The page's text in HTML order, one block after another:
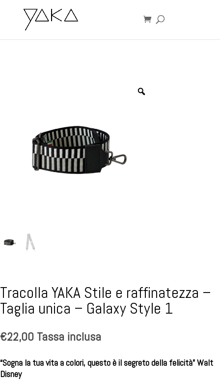
Tracolla YAKA Stile e raffinatezza –
Taglia unica – Galaxy Style 1
€22,00 Tassa inclusa
“Sogna la tua vita a colori, questo è il segreto della felicità” Walt
Disney